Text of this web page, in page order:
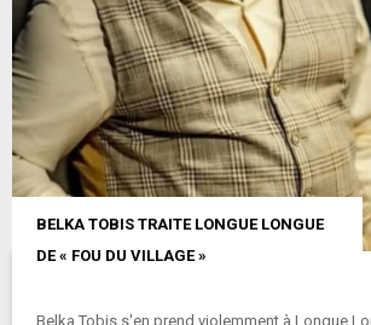
BELKA TOBIS TRAITE LONGUE LONGUE
DE « FOU DU VILLAGE »
Belka Tobis s'en prend violemment à Longue